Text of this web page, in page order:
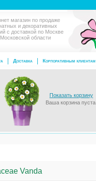
магазин по продаже
и декоративных
с доставкой по Москве
области
Корпоративным клиентам
Доставка
Показать корзину
Ваша корзина пуста.
Vanda